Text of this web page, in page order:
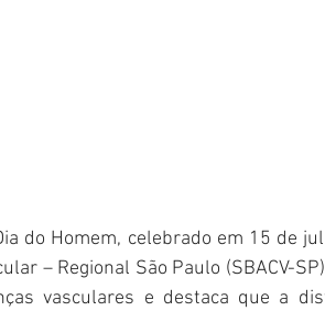
do Homem, celebrado em 15 de
– Regional São Paulo (SBACV-
vasculares e destaca que a